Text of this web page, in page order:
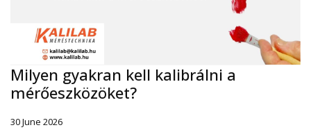
Milyen gyakran kell kalibrálni a
mérőeszközöket?
30 June 2026